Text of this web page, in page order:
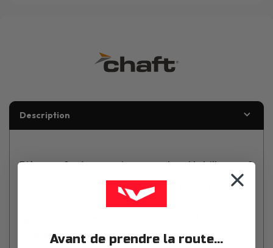
Description
Pièces & Accessoires moto Habillage &
Plastiques Stickers Filets de jante Jaune Fluo
rouleaux par jante
Avant de prendre la route...